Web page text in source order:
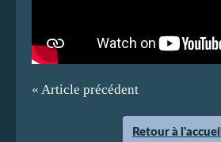
« Article précédent
Retour à l'accueil